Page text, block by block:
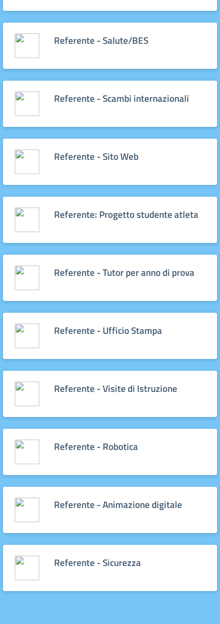
Referente - Salute/BES
Referente - Scambi internazionali
Referente - Sito Web
Referente: Progetto studente atleta
Referente - Tutor per anno di prova
Referente - Ufficio Stampa
Referente - Visite di Istruzione
Referente - Robotica
Referente - Animazione digitale
Referente - Sicurezza